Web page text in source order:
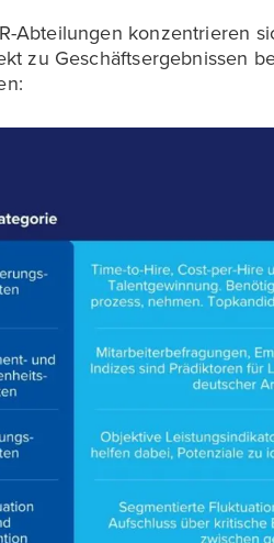
Abteilungen konzentrieren
zu Geschäftsergebnissen